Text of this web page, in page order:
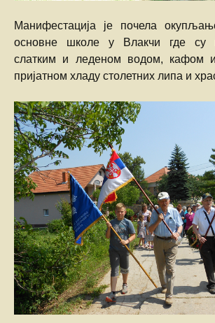
Манифестација је почела
основне школе у Влакчи где су
слатким и леденом водом, кафом
пријатном хладу столетних липа и